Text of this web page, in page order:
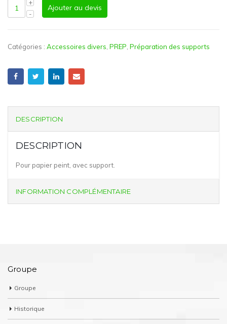
Ajouter au devis
Catégories : Accessoires divers, PREP, Préparation des supports
DESCRIPTION
DESCRIPTION
Pour papier peint, avec support.
INFORMATION COMPLÉMENTAIRE
Groupe
Groupe
Historique